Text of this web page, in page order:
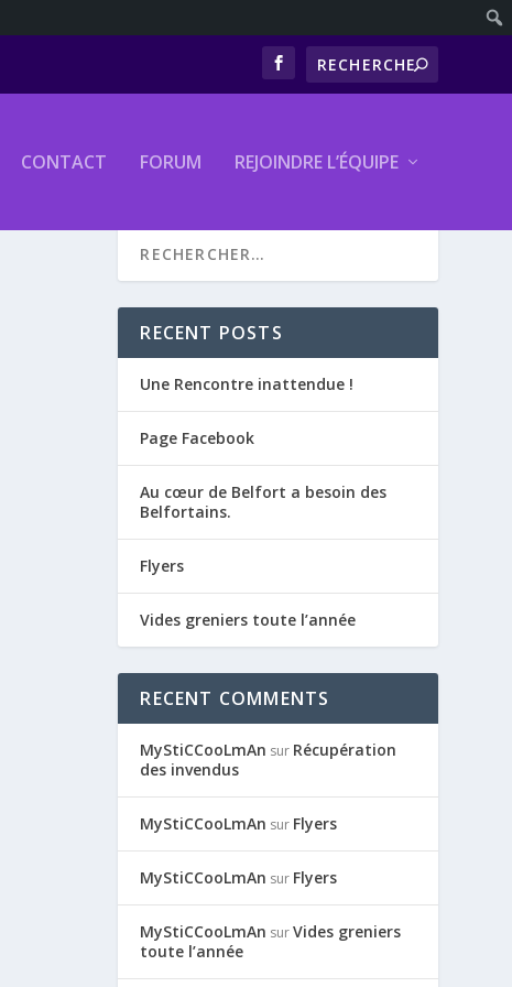
CONTACT FORUM REJOINDRE L’ÉQUIPE
RECENT POSTS
Une Rencontre inattendue !
Page Facebook
Au cœur de Belfort a besoin des
Belfortains.
Flyers
Vides greniers toute l’année
RECENT COMMENTS
MyStiCCooLmAn sur Récupération
des invendus
MyStiCCooLmAn sur Flyers
MyStiCCooLmAn sur Flyers
MyStiCCooLmAn surVides greniers
toute l’année